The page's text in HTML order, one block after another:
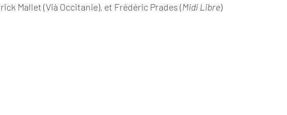
Mallet (Vià Occitanie), et Frédéric Prades (Midi Libre)